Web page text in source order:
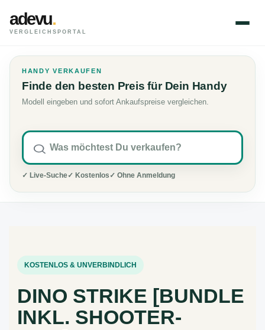
adevu.
VERGLEICHSPORTAL
HANDY VERKAUFEN
Finde den besten Preis für Dein Handy
Modell eingeben und sofort Ankaufspreise vergleichen.
✓ Live-Suche✓ Kostenlos ✓ Ohne Anmeldung
KOSTENLOS & UNVERBINDLICH
DINO STRIKE [BUNDLE
INKL. SHOOTER-